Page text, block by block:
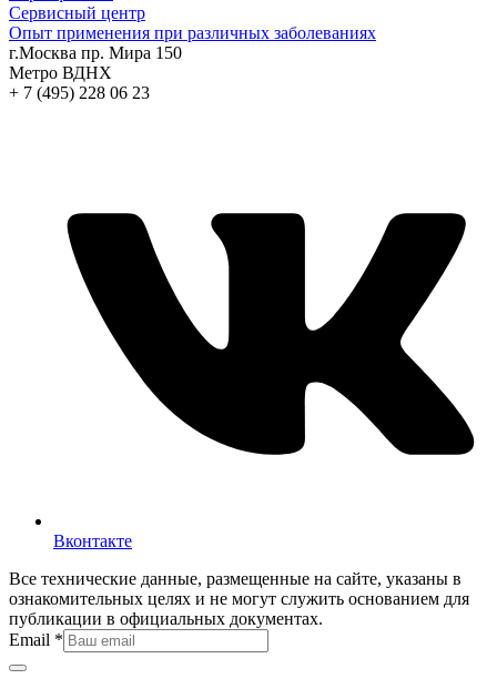
Сервисный центр
Опыт применения при различных заболеваниях
г.Москва пр. Мира 150
Метро ВДНХ
+ 7 (495) 228 06 23
Вконтакте
Все технические данные, размещенные на сайте, указаны в
ознакомительных целях и не могут служить основанием для
публикации в официальных документах.
Email *